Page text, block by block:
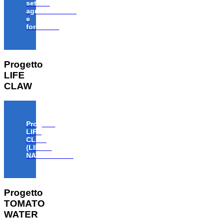
settore
agroalimentare
e
forestale”
Progetto
LIFE
CLAW
Progetto
LIFE
CLAW
(LIFE18
NAT/IT/000806)
Progetto
TOMATO
WATER